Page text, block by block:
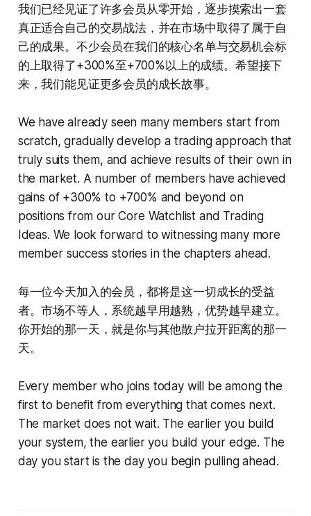
我们已经见证了许多会员从零开始，逐步摸索出一套
真正适合自己的交易战法，并在市场中取得了属于自
己的成果。不少会员在我们的核心名单与交易机会标
的上取得了+300%至+700%以上的成绩。希望接下
来，我们能见证更多会员的成长故事。
We have already seen many members start from
scratch, gradually develop a trading approach that
truly suits them, and achieve results of their own in
the market. A number of members have achieved
gains of +300% to +700% and beyond on
positions from our Core Watchlist and Trading
Ideas. We look forward to witnessing many more
member success stories in the chapters ahead.
每一位今天加入的会员，都将是这一切成长的受益
者。市场不等人，系统越早用越熟，优势越早建立。
你开始的那一天，就是你与其他散户拉开距离的那一
天。
Every member who joins today will be among the
first to benefit from everything that comes next.
The market does not wait. The earlier you build
your system, the earlier you build your edge. The
day you start is the day you begin pulling ahead.